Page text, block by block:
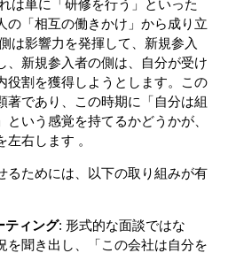
は単に「研修を行う」といった
の「相互の働きかけ」から成り立
は影響力を発揮して、新規参入
、新規参入者の側は、自分が受け
役割を獲得しようとします。この
著であり、この時期に「自分は組
いう感覚を持てるかどうかが、
右します 。
るためには、以下の取り組みが有
ティング: 形式的な面談ではな
を聞き出し、「この会社は自分を